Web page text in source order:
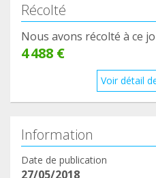
Récolté
Nous avons récolté à ce
4 488 €
Voir détail
Information
Date de publication
27/05/2018